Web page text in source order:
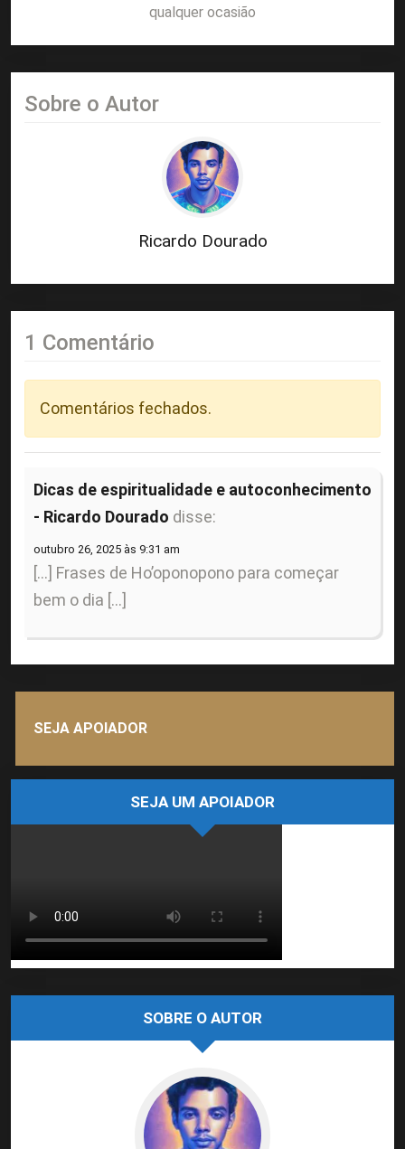
qualquer ocasião
Sobre o Autor
Ricardo Dourado
1 Comentário
Comentários fechados.
Dicas de espiritualidade e autoconhecimento
- Ricardo Dourado disse:
outubro 26, 2025 às 9:31 am
[…] Frases de Ho’oponopono para começar
bem o dia […]
SEJA APOIADOR
SEJA UM APOIADOR
SOBRE O AUTOR